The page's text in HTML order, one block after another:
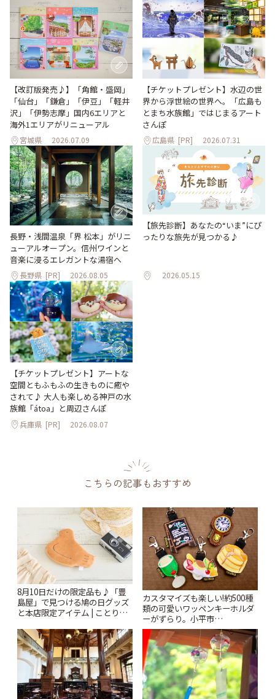
【改訂版発売♪】「角館・盛岡」
「仙台」「鎌倉」「伊豆」「軽井
沢」「伊勢志摩」国内6エリアと
海外1エリアがリニューアル
宮城県 2026.07.09
【チケットプレゼント】水辺の世
界から浮世絵の世界へ。「広島も
とまち水族館」ではじまるアート
さんぽ
広島県 [PR] 2026.07.31
長野・浅間温泉「界 松本」がリニ
ューアルオープン。信州ワインと
音楽に浸るエレガントな湯宿へ
長野県 [PR] 2026.08.05
【旅先診断】あなたの“いま”にぴ
ったりな旅先が見つかる♪
2026.05.15
【チケットプレゼント】アートな
空間ともふもふの生きものに癒や
されて♪ 大人も楽しめる神戸の水
族館「átoa」と周辺さんぽ
兵庫県 [PR] 2026.08.07
こちらの記事もおすすめ
8月10日だけの限定品も♪「豊
島屋」で見つける鳩の日グッズ
と本店限定アイテム | ことりっ
カスタマイズも楽しい!約500種
類の可愛いワッペンキーホルダ
ーがずらり。小平市
「Kimamaya T&K」 | ことりっ
ぷ